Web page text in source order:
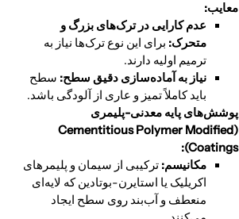
معایب:
عدم کارایی در ترک‌های بزرگ و
متحرک: برای این نوع ترک‌ها نیاز به
ترمیم اولیه دارند.
نیاز به آماده‌سازی دقیق سطح: سطح
باید کاملاً تمیز و عاری از آلودگی باشد.
پوشش‌های پایه معدنی-پلیمری
(
Cementitious Polymer Modified
Coatings):
مکانیسم: ترکیبی از سیمان و پلیمرهای
اکریلیک یا استایرن-بوتادین که لایه‌ای
منعطف و آب‌بند روی سطح ایجاد